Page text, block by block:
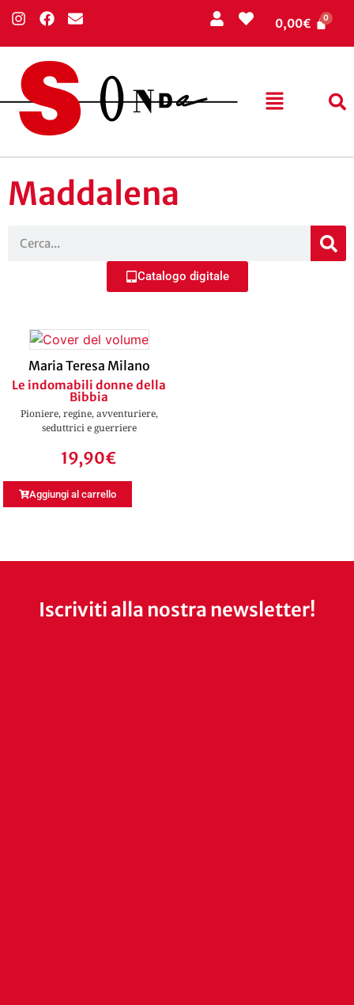
0,00€
Maddalena
Catalogo digitale
Maria Teresa Milano
Le indomabili donne della
Bibbia
Pioniere, regine, avventuriere,
seduttrici e guerriere
19,90€
Aggiungi al carrello
Iscriviti alla nostra newsletter!